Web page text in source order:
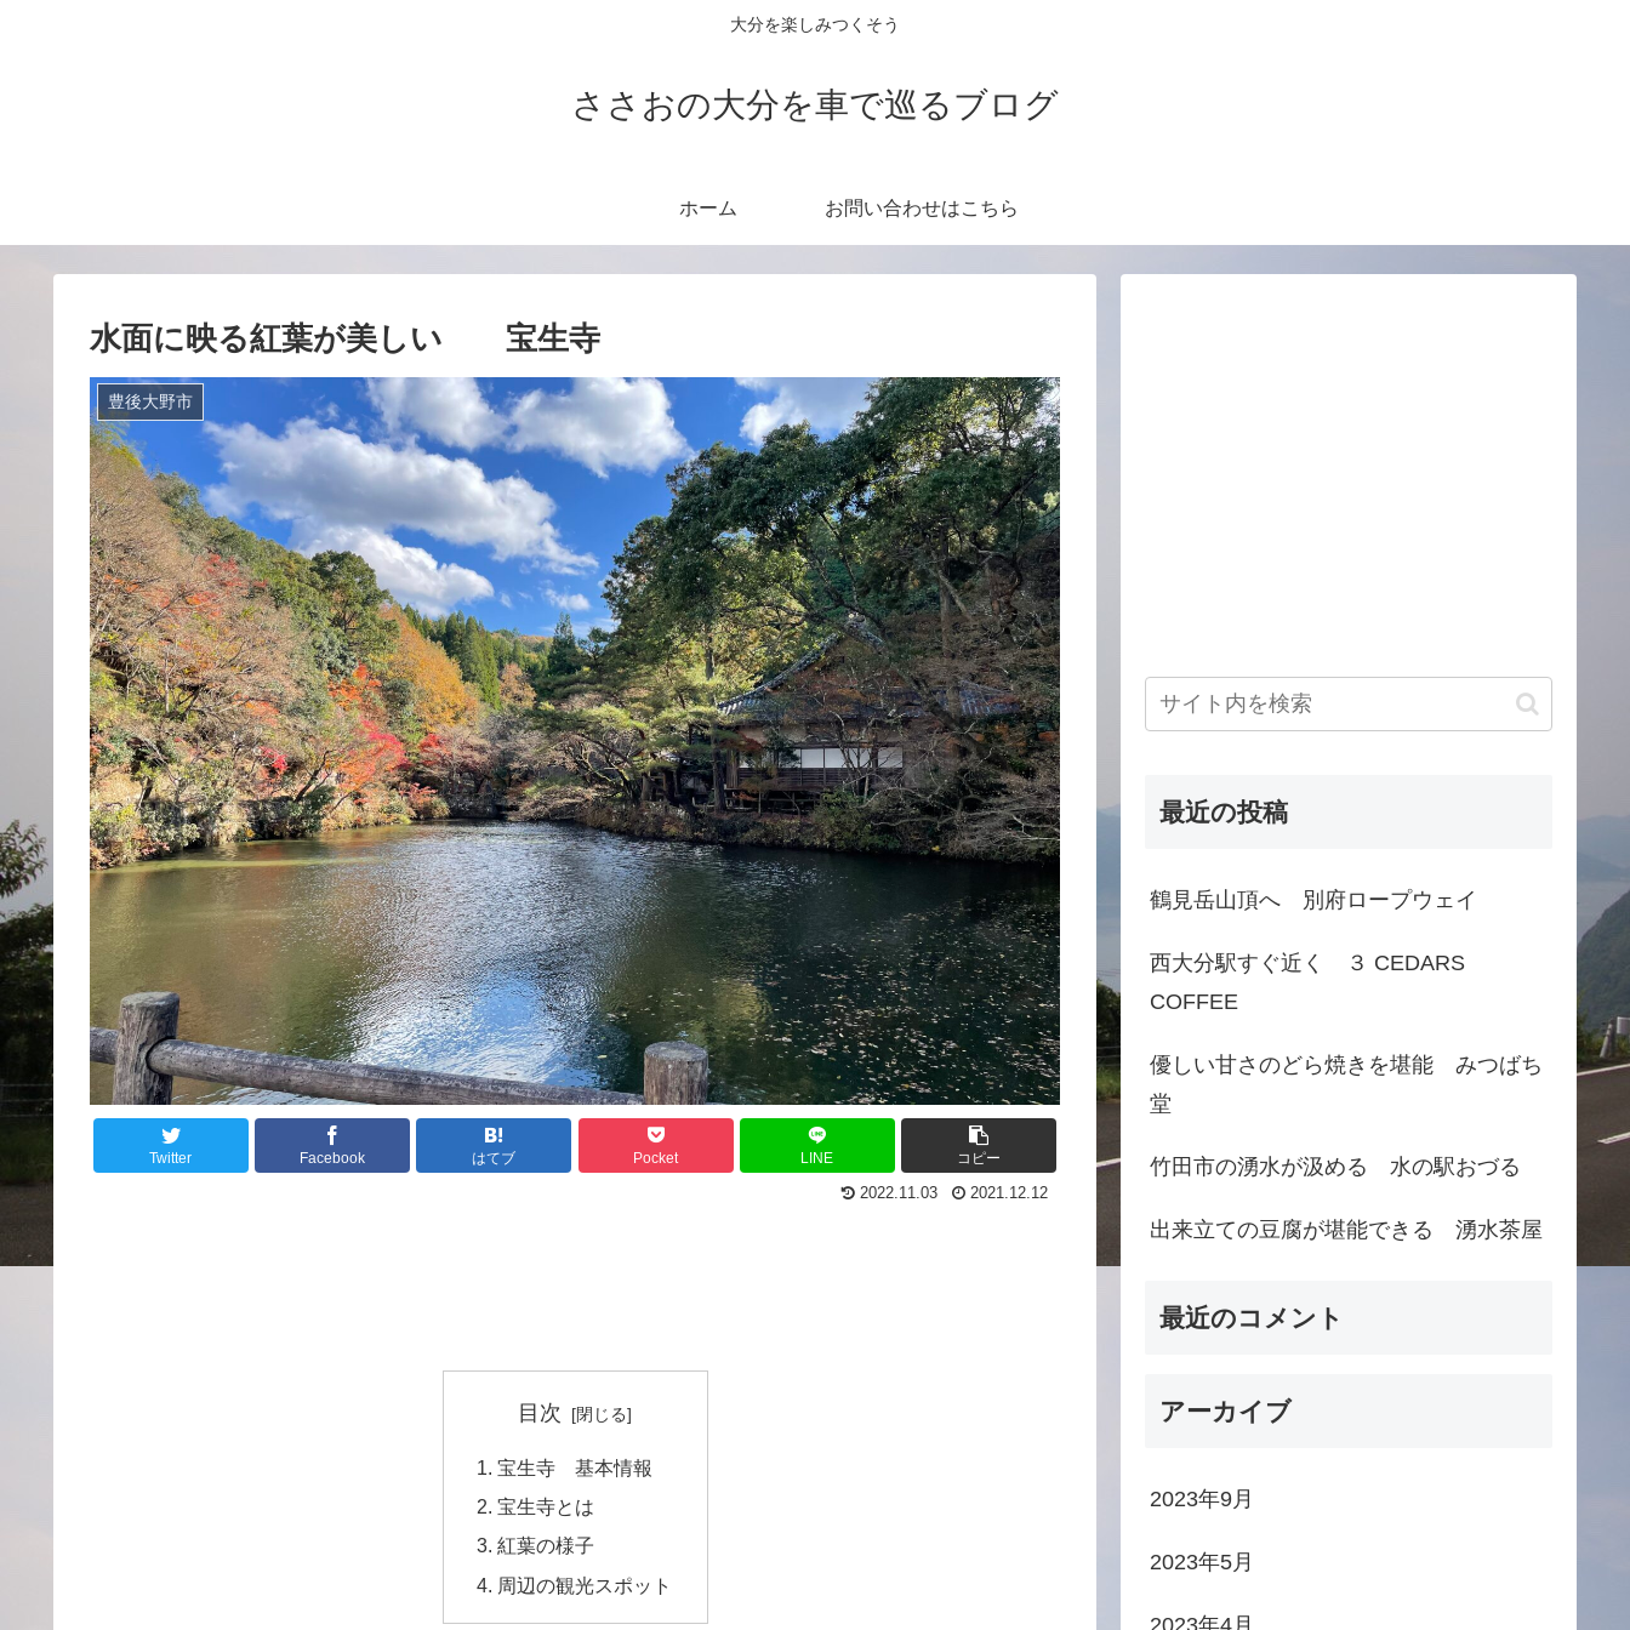
大分を楽しみつくそう
ささおの大分を車で巡るブログ
ホーム お問い合わせはこちら
水面に映る紅葉が美しい 宝生寺
豊後大野市
Twitter Facebook はてブ Pocket LINE コピー
2022.11.03 2021.12.12
目次
宝生寺 基本情報
宝生寺とは
紅葉の様子
周辺の観光スポット
最近の投稿
鶴見岳山頂へ 別府ロープウェイ
西大分駅すぐ近く ３ CEDARS
COFFEE
優しい甘さのどら焼きを堪能 みつばち
堂
竹田市の湧水が汲める 水の駅おづる
出来立ての豆腐が堪能できる 湧水茶屋
最近のコメント
アーカイブ
2023年9月
2023年5月